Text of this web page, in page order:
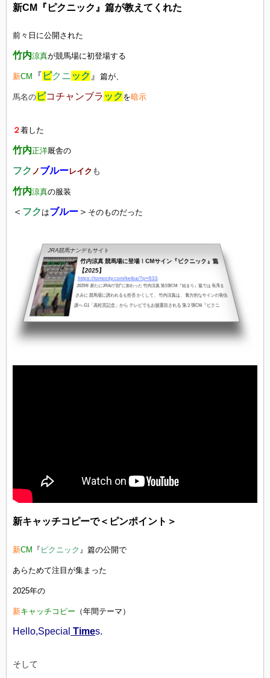
新CM『ピクニック』篇が教えてくれた
前々日に公開された
竹内涼真が競馬場に初登場する
新CM 『 ピクニ ック 』 篇が、
馬名の ピコチャンブラ ック を暗示
２着した
竹内正洋厩舎の
フク ノ ブルーレイク も
竹内涼真の服装
＜ フク はブルー ＞ そのものだった
JRA競馬ナンデもサイト
竹内涼真 競馬場に登場！CMサイン『ピクニック』篇
【2025】
https://tomocity.com/keiba/?p=833
2025年 新たにJRAの”顔”に加わった 竹内涼真 第1弾CM『始まり』篇では 長澤ま
さみに 競馬場に誘われるも拒否 かくして、 竹内涼真は、 裏方的なサインの発信
源へ G1「高松宮記念」から テレビでもお披露目される 第２弾CM『ピクニ
新キャッチコピーで＜ピンポイント＞
新CM 『 ピクニック 』篇の公開で
あらためて注目が集まった
2025年の
新キャッチコピー （年間テーマ）
Hello,Special Times.
そして